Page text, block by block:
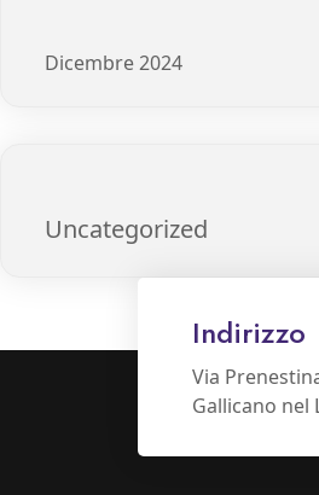
Dicembre 2024
Uncategorized
Indirizzo
Via
Gallicano nel